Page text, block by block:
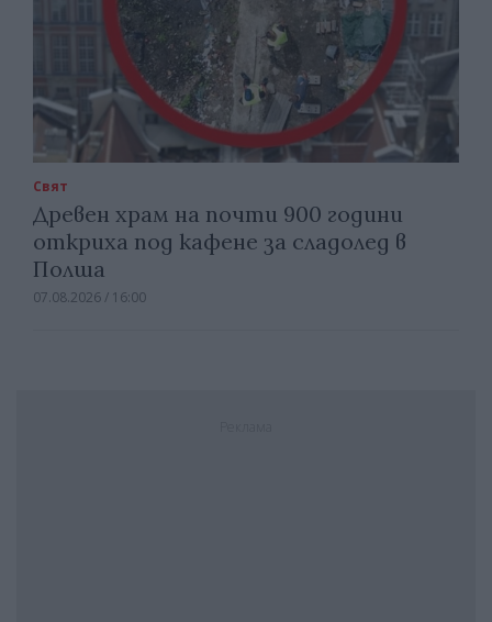
Свят
Древен храм на почти 900 години
откриха под кафене за сладолед в
Полша
07.08.2026 / 16:00